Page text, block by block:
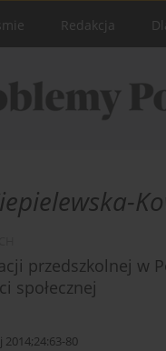
Redakcja
przedszkolnej w
społecznej
80